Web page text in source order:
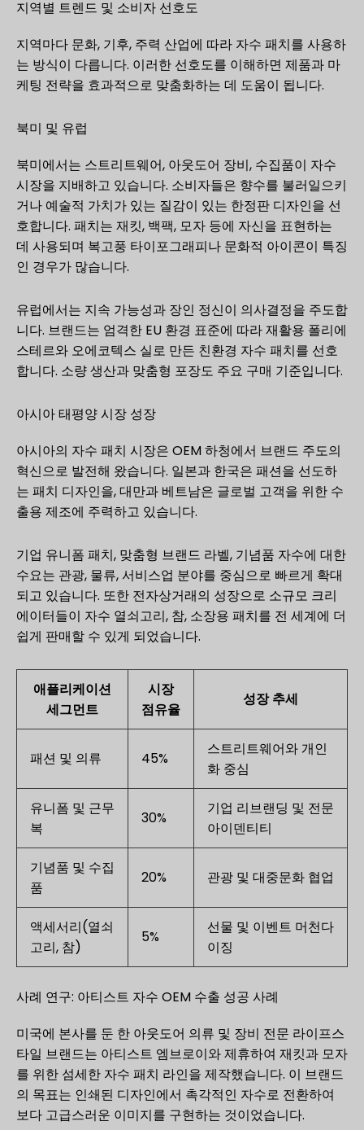
지역별 트렌드 및 소비자 선호도
지역마다 문화, 기후, 주력 산업에 따라 자수 패치를 사용하
는 방식이 다릅니다. 이러한 선호도를 이해하면 제품과 마
케팅 전략을 효과적으로 맞춤화하는 데 도움이 됩니다.
북미 및 유럽
북미에서는 스트리트웨어, 아웃도어 장비, 수집품이 자수
시장을 지배하고 있습니다. 소비자들은 향수를 불러일으키
거나 예술적 가치가 있는 질감이 있는 한정판 디자인을 선
호합니다. 패치는 재킷, 백팩, 모자 등에 자신을 표현하는
데 사용되며 복고풍 타이포그래피나 문화적 아이콘이 특징
인 경우가 많습니다.
유럽에서는 지속 가능성과 장인 정신이 의사결정을 주도합
니다. 브랜드는 엄격한 EU 환경 표준에 따라 재활용 폴리에
스테르와 오에코텍스 실로 만든 친환경 자수 패치를 선호
합니다. 소량 생산과 맞춤형 포장도 주요 구매 기준입니다.
아시아 태평양 시장 성장
아시아의 자수 패치 시장은 OEM 하청에서 브랜드 주도의
혁신으로 발전해 왔습니다. 일본과 한국은 패션을 선도하
는 패치 디자인을, 대만과 베트남은 글로벌 고객을 위한 수
출용 제조에 주력하고 있습니다.
기업 유니폼 패치, 맞춤형 브랜드 라벨, 기념품 자수에 대한
수요는 관광, 물류, 서비스업 분야를 중심으로 빠르게 확대
되고 있습니다. 또한 전자상거래의 성장으로 소규모 크리
에이터들이 자수 열쇠고리, 참, 소장용 패치를 전 세계에 더
쉽게 판매할 수 있게 되었습니다.
애플리케이션
세그먼트
시장
점유율
성장 추세
패션 및 의류 45%
스트리트웨어와 개인
화 중심
유니폼 및 근무
복
30%
기업 리브랜딩 및 전문
아이덴티티
기념품 및 수집
품
20% 관광 및 대중문화 협업
액세서리(열쇠
고리, 참)
5%
선물 및 이벤트 머천다
이징
사례 연구: 아티스트 자수 OEM 수출 성공 사례
미국에 본사를 둔 한 아웃도어 의류 및 장비 전문 라이프스
타일 브랜드는 아티스트 엠브로이와 제휴하여 재킷과 모자
를 위한 섬세한 자수 패치 라인을 제작했습니다. 이 브랜드
의 목표는 인쇄된 디자인에서 촉각적인 자수로 전환하여
보다 고급스러운 이미지를 구현하는 것이었습니다.